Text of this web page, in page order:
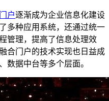
户逐渐成为企业信息化建设
多种应用系统，还通过统一
管理，提高了信息处理效
合门户的技术实现也日益成
数据中台等多个层面。